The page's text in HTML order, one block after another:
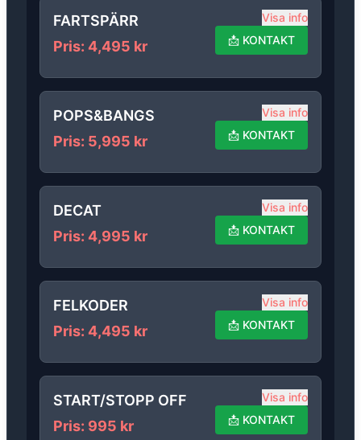
FARTSPÄRR
Pris: 4,495 kr
Visa info
📩 KONTAKT
POPS&BANGS
Pris: 5,995 kr
Visa info
📩 KONTAKT
DECAT
Pris: 4,995 kr
Visa info
📩 KONTAKT
FELKODER
Pris: 4,495 kr
Visa info
📩 KONTAKT
START/STOPP OFF
Pris: 995 kr
Visa info
📩 KONTAKT